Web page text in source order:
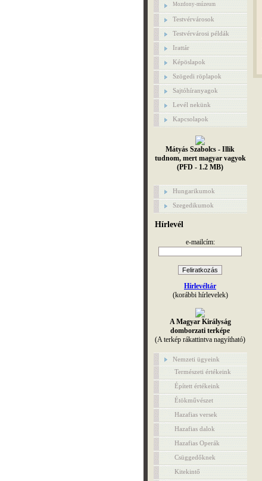
Mozdony-múzeum
Testvérvárosok
Testvérvárosi példák
Irattár
Képöslapok
Szögedi röplapok
Sajtóhíranyagok
Levél nekünk
Kapcsolapok
Mátyás Szabolcs - Illik
tudnom, mert magyar vagyok
(PFD - 1.2 MB)
Hungarikumok
Szegedikumok
Hírlevél
e-mailcím:
Hírlevéltár
(korábbi hírlevelek)
A Magyar Királyság
domborzati terképe
(A terkép rákattintva nagyítható)
Nemzeti ügyeink
Természeti értékeink
Épített értékeink
Étökművészet
Hazafias versek
Hazafias dalok
Hazafias Operák
Csüggedőknek
Kitekintő